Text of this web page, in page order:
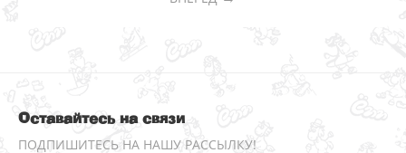
Оставайтесь на связи
ПОДПИШИТЕСЬ НА НАШУ РАССЫЛКУ!